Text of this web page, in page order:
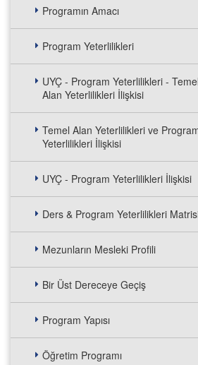
Programın Amacı
Program Yeterlilikleri
UYÇ - Program Yeterlilikleri - Temel
Alan Yeterlilikleri İlişkisi
Temel Alan Yeterlilikleri ve
Yeterlilikleri İlişkisi
UYÇ - Program Yeterlilikleri İlişkisi
Ders & Program Yeterlilikleri
Mezunların Mesleki Profili
Bir Üst Dereceye Geçiş
Program Yapısı
Öğretim Programı